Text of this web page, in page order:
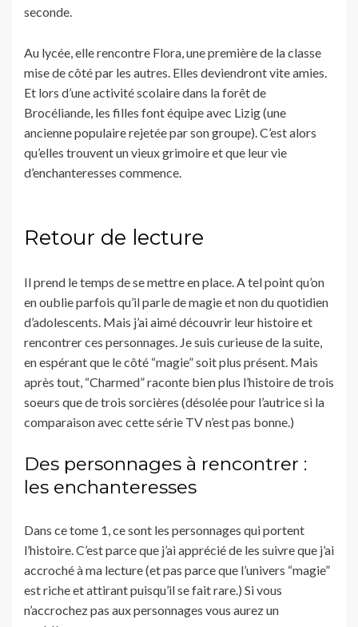
seconde.
Au lycée, elle rencontre Flora, une première de la classe
mise de côté par les autres. Elles deviendront vite amies.
Et lors d’une activité scolaire dans la forêt de
Brocéliande, les filles font équipe avec Lizig (une
ancienne populaire rejetée par son groupe). C’est alors
qu’elles trouvent un vieux grimoire et que leur vie
d’enchanteresses commence.
Retour de lecture
Il prend le temps de se mettre en place. A tel point qu’on
en oublie parfois qu’il parle de magie et non du quotidien
d’adolescents. Mais j’ai aimé découvrir leur histoire et
rencontrer ces personnages. Je suis curieuse de la suite,
en espérant que le côté “magie” soit plus présent. Mais
après tout, “Charmed” raconte bien plus l’histoire de trois
soeurs que de trois sorcières (désolée pour l’autrice si la
comparaison avec cette série TV n’est pas bonne.)
Des personnages à rencontrer :
les enchanteresses
Dans ce tome 1, ce sont les personnages qui portent
l’histoire. C’est parce que j’ai apprécié de les suivre que j’ai
accroché à ma lecture (et pas parce que l’univers “magie”
est riche et attirant puisqu’il se fait rare.) Si vous
n’accrochez pas aux personnages vous aurez un